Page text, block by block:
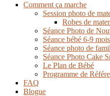
Comment ça marche
Session photo de
Robes de
Séance Photo de
Séance bébé 6-9 mois
Séance photo de
Séance Photo Cake
Le Plan de Bébé
Programme de
FAQ
Blogue